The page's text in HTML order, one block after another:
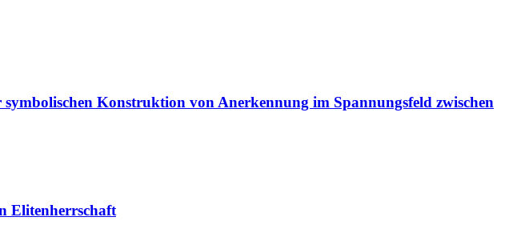
symbolischen Konstruktion von Anerkennung im Spannungsfeld zwischen
Elitenherrschaft